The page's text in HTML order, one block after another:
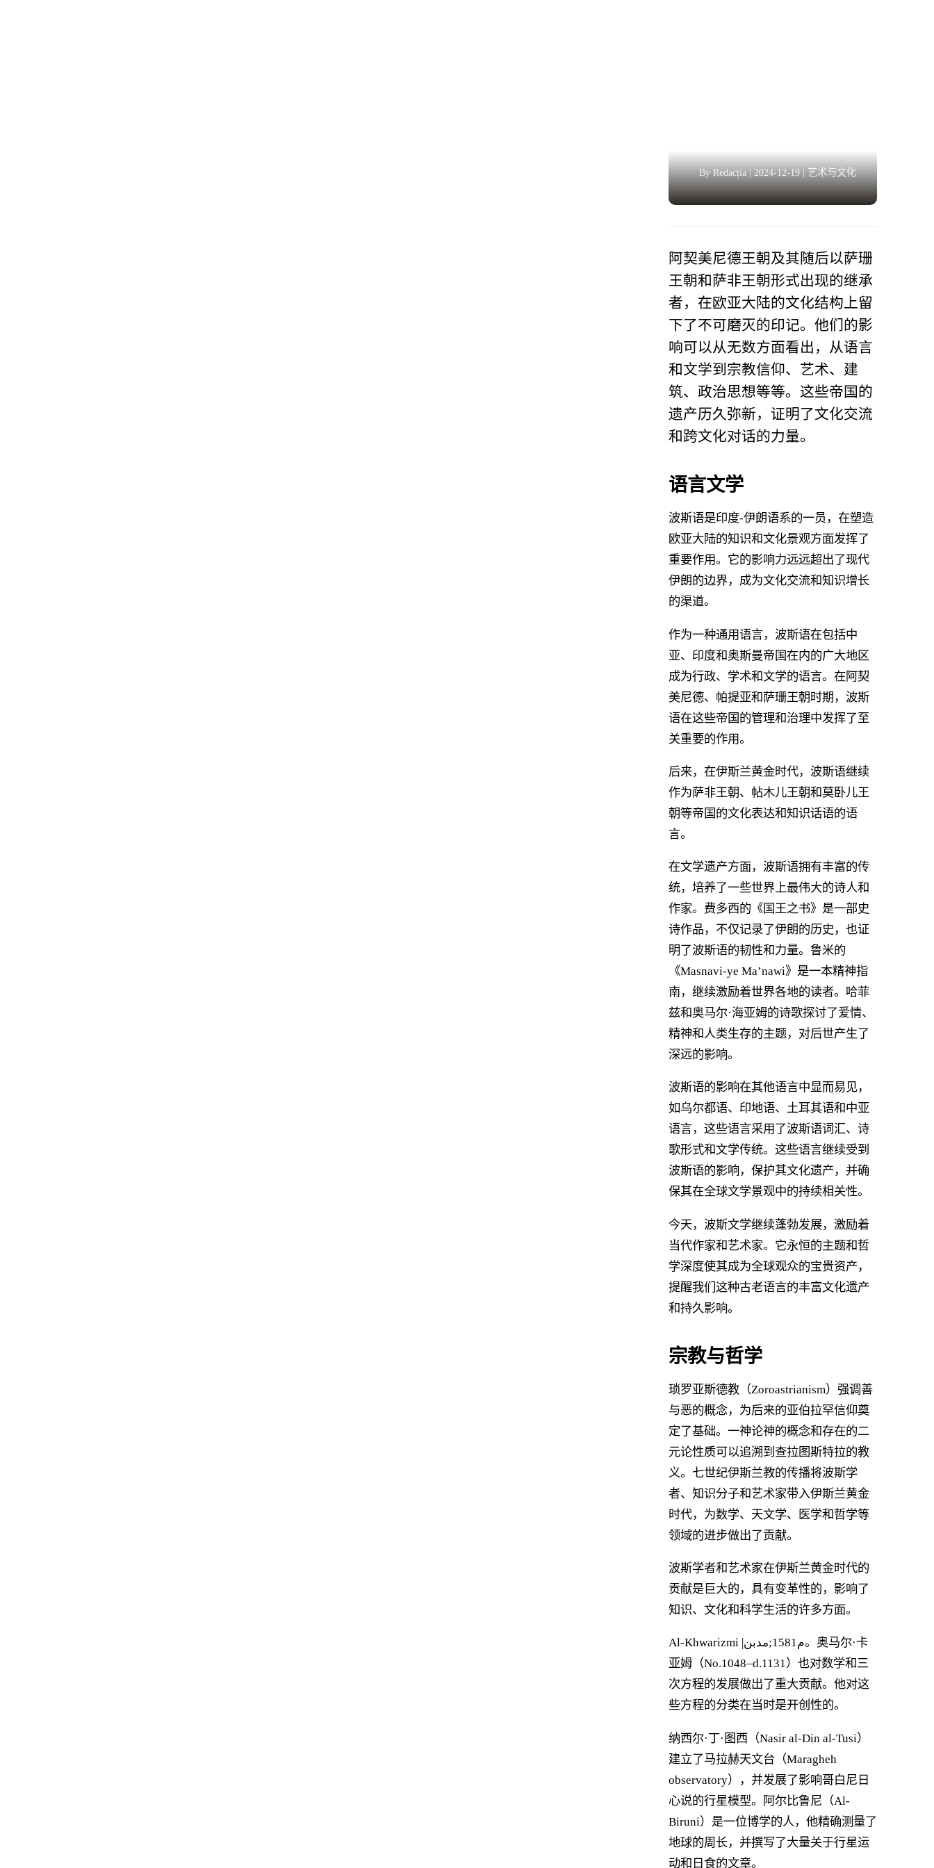
By Redacția|2024-12-19|艺术与文化
阿契美尼德王朝及其随后以萨珊
王朝和萨非王朝形式出现的继承
者，在欧亚大陆的文化结构上留
下了不可磨灭的印记。他们的影
响可以从无数方面看出，从语言
和文学到宗教信仰、艺术、建
筑、政治思想等等。这些帝国的
遗产历久弥新，证明了文化交流
和跨文化对话的力量。
语言文学
波斯语是印度-伊朗语系的一员，在塑造
欧亚大陆的知识和文化景观方面发挥了
重要作用。它的影响力远远超出了现代
伊朗的边界，成为文化交流和知识增长
的渠道。
作为一种通用语言，波斯语在包括中
亚、印度和奥斯曼帝国在内的广大地区
成为行政、学术和文学的语言。在阿契
美尼德、帕提亚和萨珊王朝时期，波斯
语在这些帝国的管理和治理中发挥了至
关重要的作用。
后来，在伊斯兰黄金时代，波斯语继续
作为萨非王朝、帖木儿王朝和莫卧儿王
朝等帝国的文化表达和知识话语的语
言。
在文学遗产方面，波斯语拥有丰富的传
统，培养了一些世界上最伟大的诗人和
作家。费多西的《国王之书》是一部史
诗作品，不仅记录了伊朗的历史，也证
明了波斯语的韧性和力量。鲁米的
《Masnavi-ye Ma’nawi》是一本精神指
南，继续激励着世界各地的读者。哈菲
兹和奥马尔·海亚姆的诗歌探讨了爱情、
精神和人类生存的主题，对后世产生了
深远的影响。
波斯语的影响在其他语言中显而易见，
如乌尔都语、印地语、土耳其语和中亚
语言，这些语言采用了波斯语词汇、诗
歌形式和文学传统。这些语言继续受到
波斯语的影响，保护其文化遗产，并确
保其在全球文学景观中的持续相关性。
今天，波斯文学继续蓬勃发展，激励着
当代作家和艺术家。它永恒的主题和哲
学深度使其成为全球观众的宝贵资产，
提醒我们这种古老语言的丰富文化遗产
和持久影响。
宗教与哲学
琐罗亚斯德教（Zoroastrianism）强调善
与恶的概念，为后来的亚伯拉罕信仰奠
定了基础。一神论神的概念和存在的二
元论性质可以追溯到查拉图斯特拉的教
义。七世纪伊斯兰教的传播将波斯学
者、知识分子和艺术家带入伊斯兰黄金
时代，为数学、天文学、医学和哲学等
领域的进步做出了贡献。
波斯学者和艺术家在伊斯兰黄金时代的
贡献是巨大的，具有变革性的，影响了
知识、文化和科学生活的许多方面。
Al-Khwarizmi |م1581;مدبن。奥马尔·卡
亚姆（No.1048–d.1131）也对数学和三
次方程的发展做出了重大贡献。他对这
些方程的分类在当时是开创性的。
纳西尔·丁·图西（Nasir al-Din al-Tusi）
建立了马拉赫天文台（Maragheh
observatory），并发展了影响哥白尼日
心说的行星模型。阿尔比鲁尼（Al-
Biruni）是一位博学的人，他精确测量了
地球的周长，并撰写了大量关于行星运
动和日食的文章。